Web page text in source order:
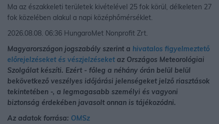
Ma az északkeleti területek kivételével 25 fok körül, délkeleten 27
fok közelében alakul a napi középhőmérséklet.
2026.08.08. 06:36 HungaroMet Nonprofit Zrt.
Magyarországon jogszabály szerint a hivatalos figyelmeztető
előrejelzéseket és vészjelzéseket az Országos Meteorológiai
Szolgálat készíti. Ezért - főleg a néhány órán belül belül
bekövetkező veszélyes időjárási jelenségeket jelző riasztások
tekintetében -, a legmagasabb személyi és vagyoni
biztonság érdekében javasolt onnan is tájékozódni.
Az adatok forrása: OMSz